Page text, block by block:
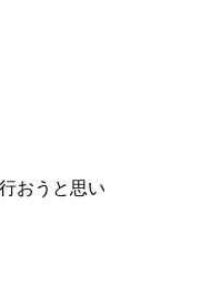
おうと思い